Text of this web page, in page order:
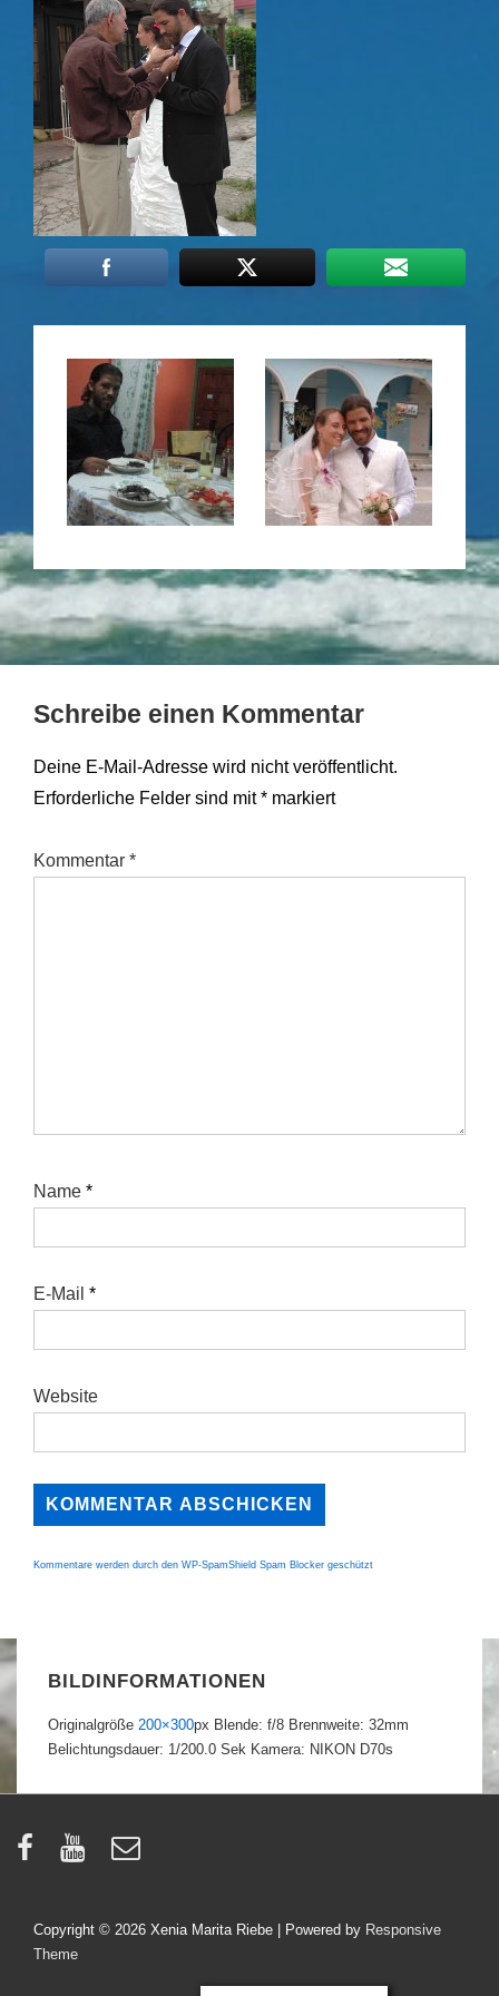
Schreibe einen Kommentar
Deine E-Mail-Adresse wird nicht veröffentlicht.
Erforderliche Felder sind mit* markiert
Kommentar *
Name *
E-Mail *
Website
Kommentare werden durch den WP-SpamShield Spam Blocker geschützt
BILDINFORMATIONEN
Originalgröße 200×300px Blende: f/8 Brennweite: 32mm
Belichtungsdauer: 1/200.0 Sek Kamera: NIKON D70s
Copyright © 2026 Xenia Marita Riebe | Powered by Responsive
Theme